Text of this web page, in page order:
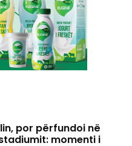
por përfundoi në
momenti i